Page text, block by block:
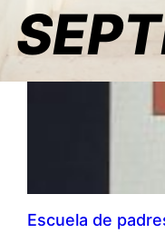
Escuela de